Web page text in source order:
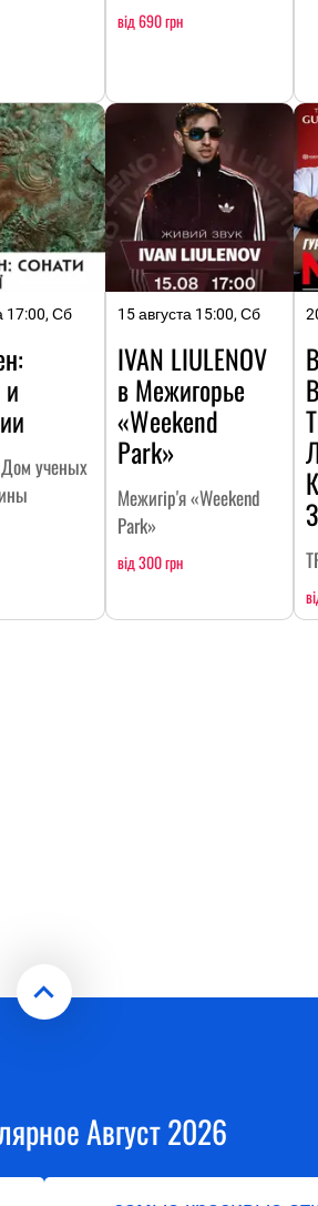
від 690 грн
17:00, Сб
ученых
15 августа 15:00, Сб
IVAN LIULENOV
в Межигорье
«Weekend
Park»
Межигір'я «Weekend
Park»
від 300 грн
Август 2026